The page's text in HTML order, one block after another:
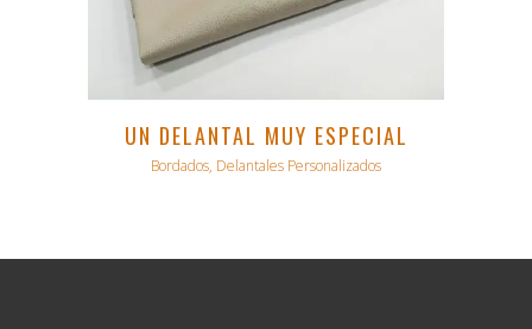
UN DELANTAL MUY ESPECIAL
Bordados, Delantales Personalizados